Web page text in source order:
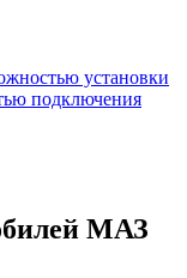
установки
подключения
МАЗ